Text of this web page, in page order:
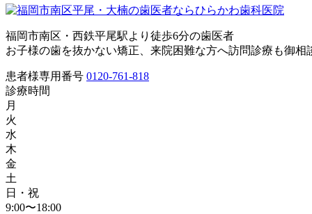
福岡市南区・西鉄平尾駅より徒歩6分の歯医者
お子様の歯を抜かない矯正、来院困難な方へ訪問診療も御相
患者様専用番号 0120-761-818
診療時間
月
火
水
木
金
土
日・祝
9:00〜18:00